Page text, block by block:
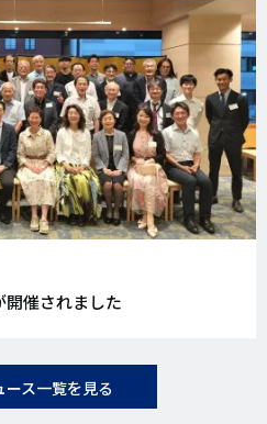
催されました
ース一覧を見る